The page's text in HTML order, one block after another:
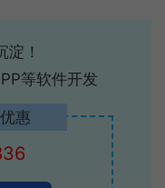
淀！
等软件开发
惠